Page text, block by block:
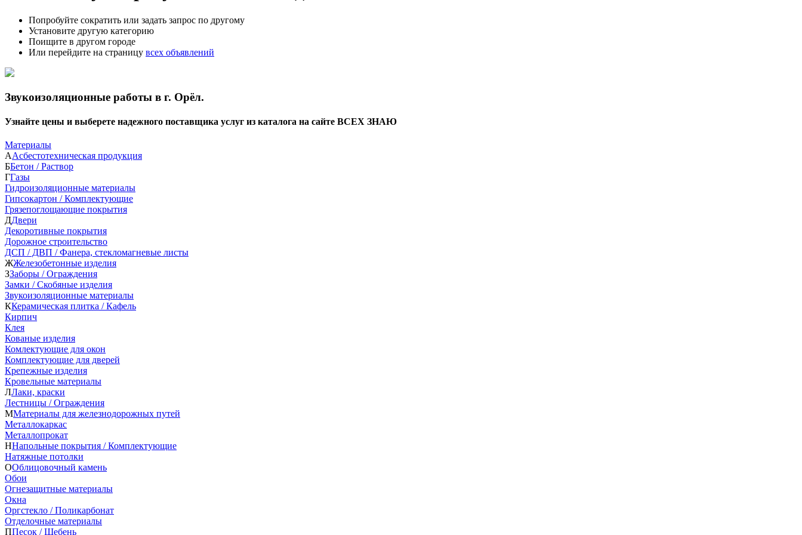
Попробуйте сократить или задать запрос по другому
Установите другую категорию
Поищите в другом городе
Или перейдите на страницу всех объявлений
Звукоизоляционные работы в г. Орёл.
Узнайте цены и выберете надежного поставщика услуг из каталога на сайте ВСЕХ ЗНАЮ
Материалы
ААсбестотехническая продукция
ББетон / Раствор
ГГазы
Гидроизоляционные материалы
Гипсокартон / Комплектующие
Грязепоглощающие покрытия
ДДвери
Декоротивные покрытия
Дорожное строительство
ДСП / ДВП / Фанера, стекломагневые листы
ЖЖелезобетонные изделия
ЗЗаборы / Ограждения
Замки / Скобяные изделия
Звукоизоляционные материалы
ККерамическая плитка / Кафель
Кирпич
Клея
Кованые изделия
Комлектующие для окон
Комплектующие для дверей
Крепежные изделия
Кровельные материалы
ЛЛаки, краски
Лестницы / Ограждения
ММатериалы для железнодорожных путей
Металлокаркас
Металлопрокат
ННапольные покрытия / Комплектующие
Натяжные потолки
ООблицовочный камень
Обои
Огнезащитные материалы
Окна
Оргстекло / Поликарбонат
Отделочные материалы
ППесок / Щебень